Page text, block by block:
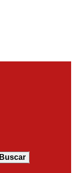
Buscar